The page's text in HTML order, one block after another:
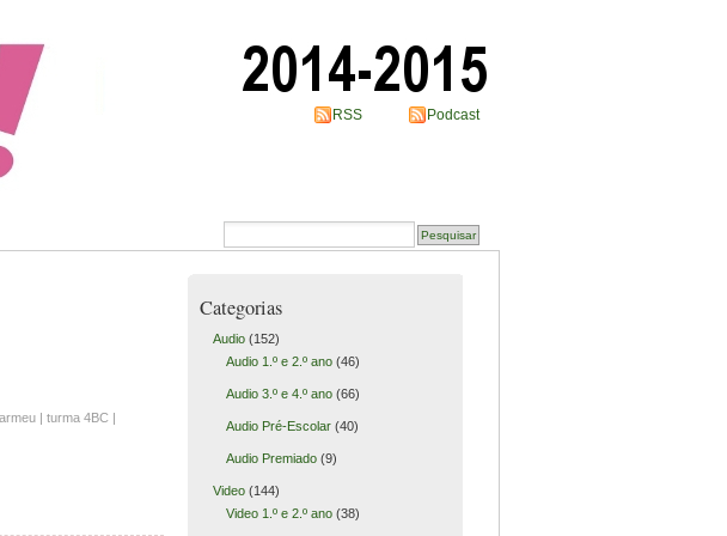
RSS Podcast
| turma 4BC |
Categorias
Audio(152)
Audio 1.º e 2.º ano(46)
Audio 3.º e 4.º ano(66)
Audio Pré-Escolar(40)
Audio Premiado(9)
Video(144)
Video 1.º e 2.º ano(38)